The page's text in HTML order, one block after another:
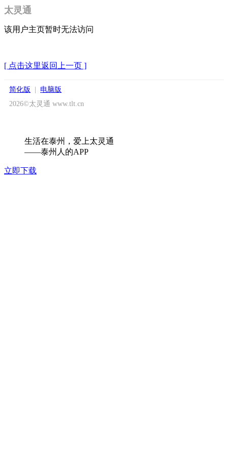
太灵通
该用户主页暂时无法访问
[ 点击这里返回上一页 ]
简化版
电脑版
2026©太灵通 www.tlt.cn
生活在泰州，爱上太灵通
——泰州人的APP
立即下载